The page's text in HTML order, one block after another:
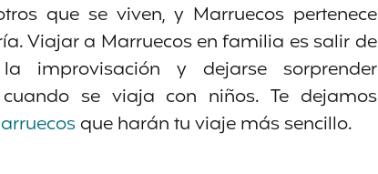
que se viven, y Marruecos pertenece
Viajar a Marruecos en familia es salir de
improvisación y dejarse sorprender
cuando se viaja con niños. Te dejamos
que harán tu viaje más sencillo.